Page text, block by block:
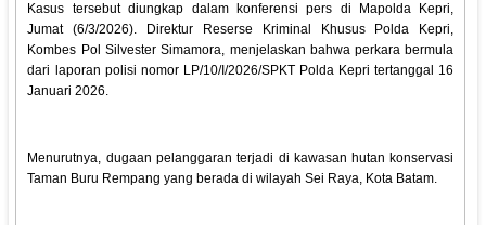
Kasus tersebut diungkap dalam konferensi pers di Mapolda Kepri,
Jumat (6/3/2026). Direktur Reserse Kriminal Khusus Polda Kepri,
Kombes Pol Silvester Simamora, menjelaskan bahwa perkara bermula
dari laporan polisi nomor LP/10/I/2026/SPKT Polda Kepri tertanggal 16
Januari 2026.
Menurutnya, dugaan pelanggaran terjadi di kawasan hutan konservasi
Taman Buru Rempang yang berada di wilayah Sei Raya, Kota Batam.